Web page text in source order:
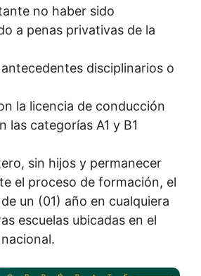
no haber sido
a penas privativas de la
disciplinarios o
la licencia de conducción
las categorías A1 y B1
sin hijos y permanecer
el proceso de formación, el
un (01) año en cualquiera
escuelas ubicadas en el